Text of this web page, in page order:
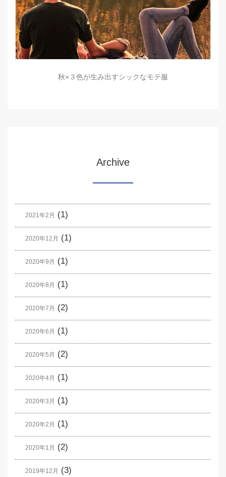
秋×３色が生み出すシックなモテ服
Archive
2021年2月 (1)
2020年12月 (1)
2020年9月 (1)
2020年8月 (1)
2020年7月 (2)
2020年6月 (1)
2020年5月 (2)
2020年4月 (1)
2020年3月 (1)
2020年2月 (1)
2020年1月 (2)
2019年12月 (3)